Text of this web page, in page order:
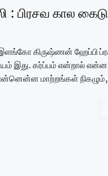
: பிரசவ கால
இளங்கோ கிருஷ்ணன் ஹேப்பி
இது. கர்ப்பம் என்றால்
என்னென்ன மாற்றங்கள்